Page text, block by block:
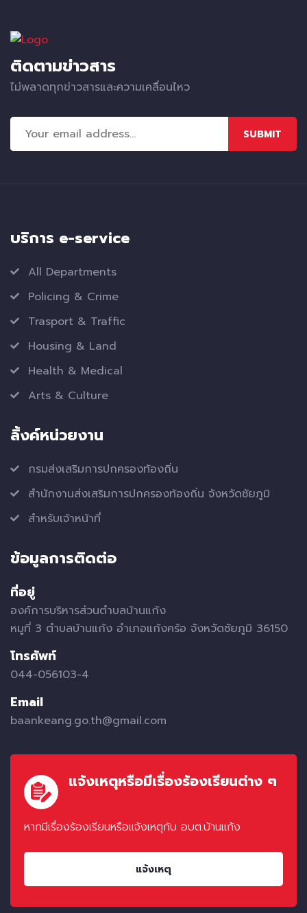
ติดตามข่าวสาร
ไม่พลาดทุกข่าวสารและความเคลื่อนไหว
SUBMIT
บริการ e-service
All Departments
Policing & Crime
Trasport & Traffic
Housing & Land
Health & Medical
Arts & Culture
ลิ้งค์หน่วยงาน
กรมส่งเสริมการปกครองท้องถิ่น
สำนักงานส่งเสริมการปกครองท้องถิ่น จังหวัดชัยภูมิ
สำหรับเจ้าหน้าที่
ข้อมูลการติดต่อ
ที่อยู่
องค์การบริหารส่วนตำบลบ้านแก้ง
หมูที่ 3 ตำบลบ้านแก้ง อำเภอแก้งคร้อ จังหวัดชัยภูมิ 36150
โทรศัพท์
044-056103-4
Email
baankeang.go.th@gmail.com
แจ้งเหตุหรือมีเรื่องร้องเรียนต่าง ๆ
หากมีเรื่องร้องเรียนหรือแจ้งเหตุกับ อบต.บ้านแก้ง
แจ้งเหตุ